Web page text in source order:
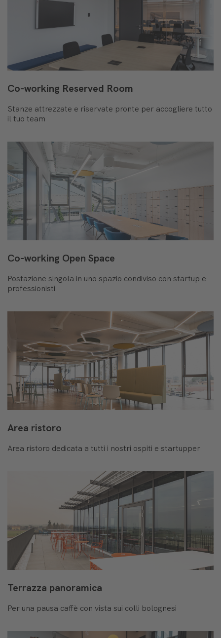
Co-working Reserved Room
Stanze attrezzate e riservate pronte per accogliere tutto
il tuo team
Co-working Open Space
Postazione singola in uno spazio condiviso con startup e
professionisti
Area ristoro
Area ristoro dedicata a tutti i nostri ospiti e startupper
Terrazza panoramica
Per una pausa caffè con vista sui colli bolognesi